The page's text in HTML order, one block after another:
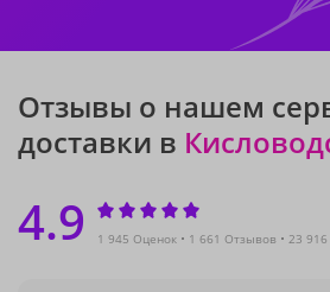
Отзывы о нашем
доставки в
4.9 1 945 Оценок 1 661 Отзывов 23 916